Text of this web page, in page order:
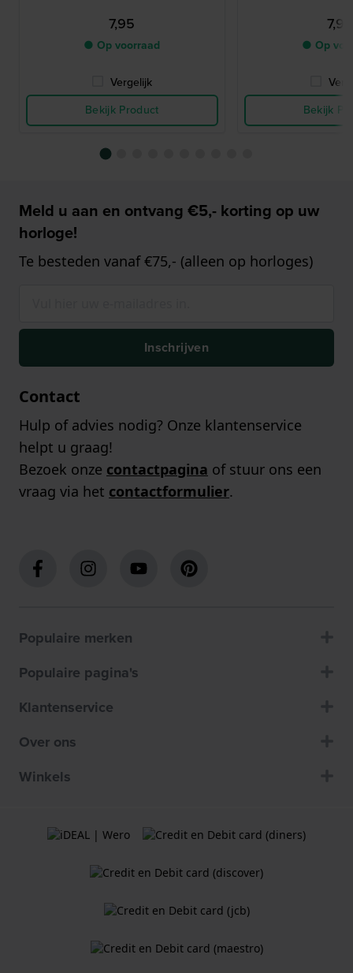
7,95
● Op voorraad
Vergelijk
Bekijk Product
7,95
● Op
Bekijk
Meld u aan en ontvang €5,- korting op uw
horloge!
Te besteden vanaf €75,- (alleen op horloges)
Inschrijven
Contact
Hulp of advies nodig? Onze klantenservice
helpt u graag!
Bezoek onze contactpagina of stuur ons een
vraag via het contactformulier.
Populaire merken
Populaire pagina's
Klantenservice
Over ons
Winkels